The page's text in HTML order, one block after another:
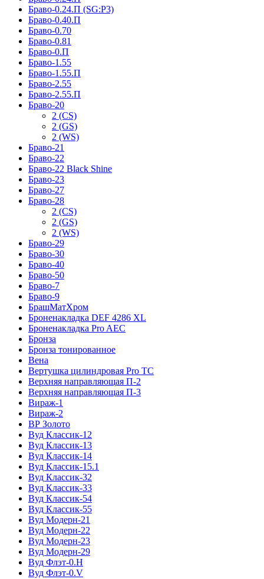
Браво-0.24.П (SG:P3)
Браво-0.40.П
Браво-0.70
Браво-0.81
Браво-0.П
Браво-1.55
Браво-1.55.П
Браво-2.55
Браво-2.55.П
Браво-20
2 (CS)
2 (GS)
2 (WS)
Браво-21
Браво-22
Браво-22 Black Shine
Браво-23
Браво-27
Браво-28
2 (CS)
2 (GS)
2 (WS)
Браво-29
Браво-30
Браво-40
Браво-50
Браво-7
Браво-9
БрашМатХром
Броненакладка DEF 4286 XL
Броненакладка Pro AEC
Бронза
Бронза тонированное
Вена
Вертушка цилиндровая Pro TC
Верхняя направляющая П-2
Верхняя направляющая П-3
Вираж-1
Вираж-2
ВР Золото
Вуд Классик-12
Вуд Классик-13
Вуд Классик-14
Вуд Классик-15.1
Вуд Классик-32
Вуд Классик-33
Вуд Классик-54
Вуд Классик-55
Вуд Модерн-21
Вуд Модерн-22
Вуд Модерн-23
Вуд Модерн-29
Вуд Флэт-0.H
Вуд Флэт-0.V